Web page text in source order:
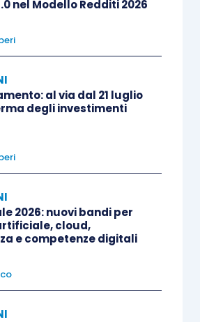
settore produttivo del tessile e
o il significativo
e di abbigliamento dalle
tecniche:
migliorate per la
migliorate per il
ivi intendendo un’originale o
migliorata
nuovi.
nel Modello Redditi 2026
al via dal 21 luglio
degli investimenti
2026: nuovi bandi per
cloud,
e competenze digitali